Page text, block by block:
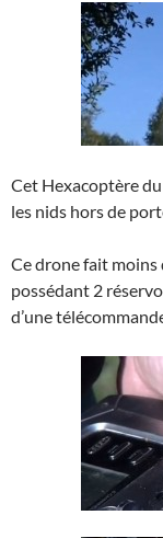
Cet Hexacoptère
les nids hors de
Ce drone fait moins
possédant 2
d’une